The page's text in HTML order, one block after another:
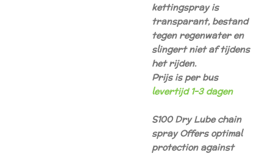
kettingspray is
transparant, bestand
tegen regenwater en
slingert niet af tijdens
het rijden.
Prijs is per bus
levertijd 1-3 dagen
S100 Dry Lube chain
spray Offers optimal
protection against